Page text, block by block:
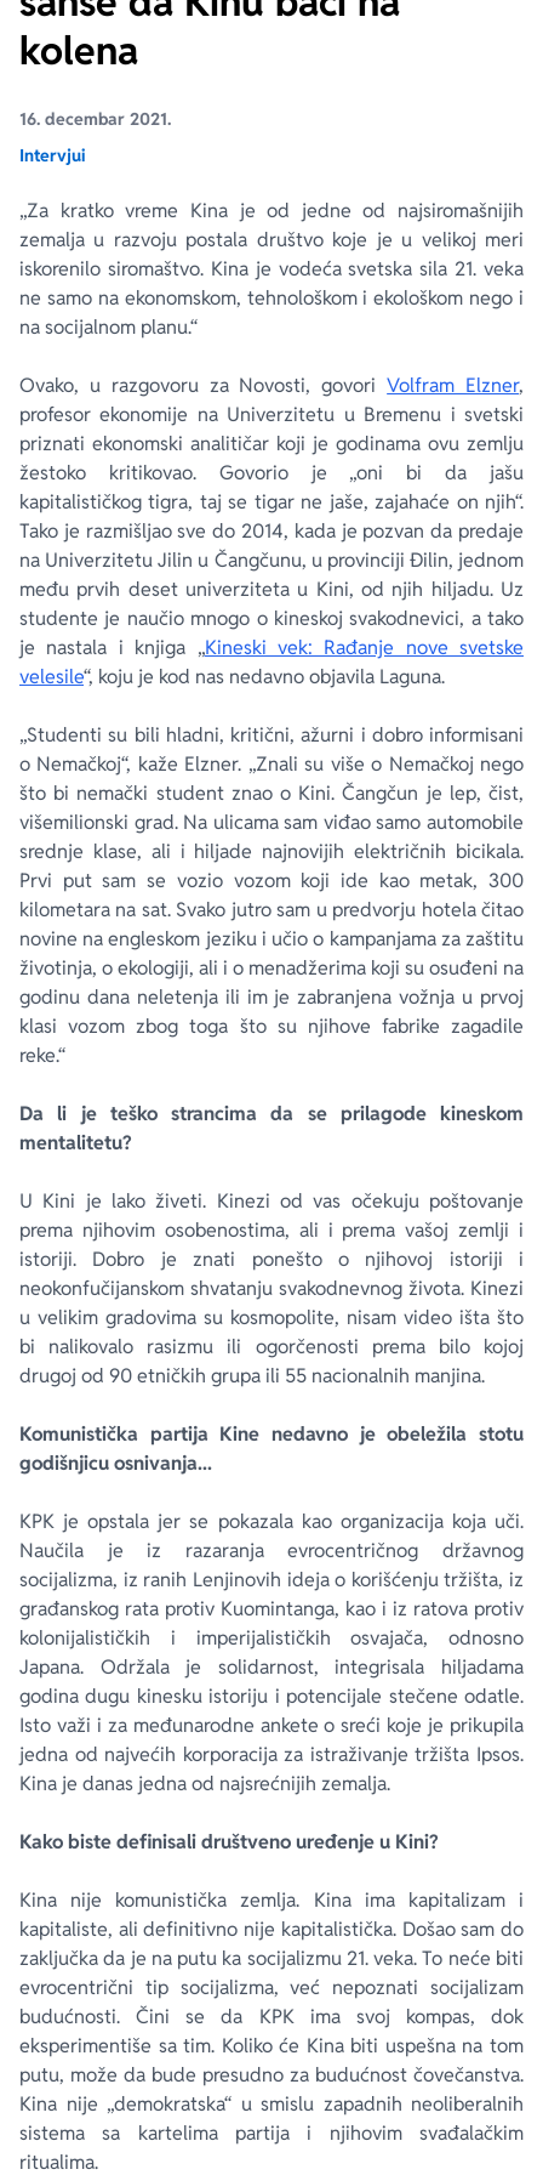
kolena
16. decembar 2021.
Intervjui
„Za kratko vreme Kina je od jedne od najsiromašnijih
zemalja u razvoju postala društvo koje je u velikoj meri
iskorenilo siromaštvo. Kina je vodeća svetska sila 21. veka
ne samo na ekonomskom, tehnološkom i ekološkom nego i
na socijalnom planu.“
Ovako, u razgovoru za Novosti, govoriVolfram Elzner,
profesor ekonomije na Univerzitetu u Bremenu i svetski
priznati ekonomski analitičar koji je godinama ovu zemlju
žestoko kritikovao. Govorio je „oni bi da jašu
kapitalističkog tigra, taj se tigar ne jaše, zajahaće on njih“.
Tako je razmišljao sve do 2014, kada je pozvan da predaje
na Univerzitetu Jilin u Čangčunu, u provinciji Đilin, jednom
među prvih deset univerziteta u Kini, od njih hiljadu. Uz
studente je naučio mnogo o kineskoj svakodnevici, a tako
je nastala i knjiga „Kineski vek: Rađanje nove svetske
velesile“, koju je kod nas nedavno objavila Laguna.
„Studenti su bili hladni, kritični, ažurni i dobro informisani
o Nemačkoj“, kaže Elzner. „Znali su više o Nemačkoj nego
što bi nemački student znao o Kini. Čangčun je lep, čist,
višemilionski grad. Na ulicama sam viđao samo automobile
srednje klase, ali i hiljade najnovijih električnih bicikala.
Prvi put sam se vozio vozom koji ide kao metak, 300
kilometara na sat. Svako jutro sam u predvorju hotela čitao
novine na engleskom jeziku i učio o kampanjama za zaštitu
životinja, o ekologiji, ali i o menadžerima koji su osuđeni na
godinu dana neletenja ili im je zabranjena vožnja u prvoj
klasi vozom zbog toga što su njihove fabrike zagadile
reke.“
Da li je teško strancima da se prilagode kineskom
mentalitetu?
U Kini je lako živeti. Kinezi od vas očekuju poštovanje
prema njihovim osobenostima, ali i prema vašoj zemlji i
istoriji. Dobro je znati ponešto o njihovoj istoriji i
neokonfučijanskom shvatanju svakodnevnog života. Kinezi
u velikim gradovima su kosmopolite, nisam video išta što
bi nalikovalo rasizmu ili ogorčenosti prema bilo kojoj
drugoj od 90 etničkih grupa ili 55 nacionalnih manjina.
Komunistička partija Kine nedavno je obeležila stotu
godišnjicu osnivanja...
KPK je opstala jer se pokazala kao organizacija koja uči.
Naučila je iz razaranja evrocentričnog državnog
socijalizma, iz ranih Lenjinovih ideja o korišćenju tržišta, iz
građanskog rata protiv Kuomintanga, kao i iz ratova protiv
kolonijalističkih i imperijalističkih osvajača, odnosno
Japana. Održala je solidarnost, integrisala hiljadama
godina dugu kinesku istoriju i potencijale stečene odatle.
Isto važi i za međunarodne ankete o sreći koje je prikupila
jedna od najvećih korporacija za istraživanje tržišta Ipsos.
Kina je danas jedna od najsrećnijih zemalja.
Kako biste definisali društveno uređenje u Kini?
Kina nije komunistička zemlja. Kina ima kapitalizam i
kapitaliste, ali definitivno nije kapitalistička. Došao sam do
zaključka da je na putu ka socijalizmu 21. veka. To neće biti
evrocentrični tip socijalizma, već nepoznati socijalizam
budućnosti. Čini se da KPK ima svoj kompas, dok
eksperimentiše sa tim. Koliko će Kina biti uspešna na tom
putu, može da bude presudno za budućnost čovečanstva.
Kina nije „demokratska“ u smislu zapadnih neoliberalnih
sistema sa kartelima partija i njihovim svađalačkim
ritualima.
Ekranizovane knjige
Za poklon
E-knjige
Autori
Poezija
Lični razvoj i popularna psihologija
Biografija
Bojan Ljubenović
Dejan Tiago-Stanković
Milica Jakovljević Mir-Jam
Peter Handke
Harlan Koben
Elif Šafak